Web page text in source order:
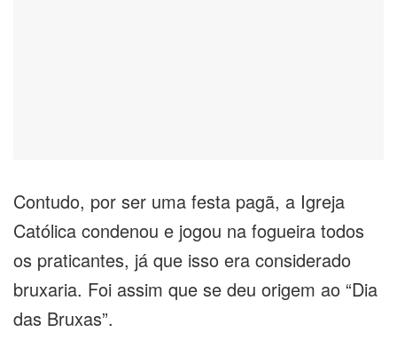
Contudo, por ser uma festa pagã, a Igreja
Católica condenou e jogou na fogueira todos
os praticantes, já que isso era considerado
bruxaria. Foi assim que se deu origem ao “Dia
das Bruxas”.